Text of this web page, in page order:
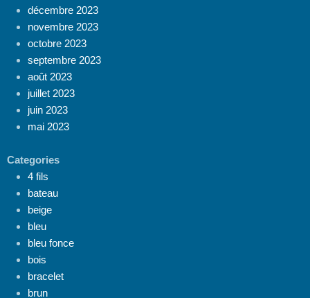
décembre 2023
novembre 2023
octobre 2023
septembre 2023
août 2023
juillet 2023
juin 2023
mai 2023
Categories
4 fils
bateau
beige
bleu
bleu fonce
bois
bracelet
brun